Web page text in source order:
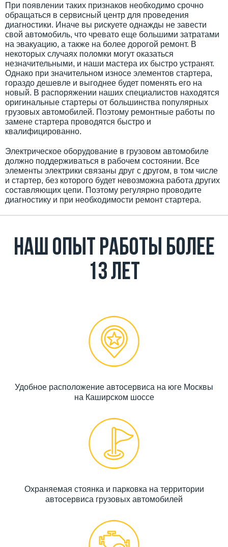
При появлении таких признаков необходимо срочно
обращаться в сервисный центр для проведения
диагностики. Иначе вы рискуете однажды не завести
свой автомобиль, что чревато еще большими затратами
на эвакуацию, а также на более дорогой ремонт. В
некоторых случаях поломки могут оказаться
незначительными, и наши мастера их быстро устранят.
Однако при значительном износе элементов стартера,
гораздо дешевле и выгоднее будет поменять его на
новый. В распоряжении наших специалистов находятся
оригинальные стартеры от большинства популярных
грузовых автомобилей. Поэтому ремонтные работы по
замене стартера проводятся быстро и
квалифицированно.
Электрическое оборудование в грузовом автомобиле
должно поддерживаться в рабочем состоянии. Все
элементы электрики связаны друг с другом, в том числе
и стартер, без которого будет невозможна работа других
составляющих цепи. Поэтому регулярно проводите
диагностику и при необходимости ремонт стартера.
Наш Опыт работы более
13 лет
Удобное расположение автосервиса на юге Москвы
на Каширском шоссе
Охраняемая стоянка и парковка на территории
автосервиса грузовых автомобилей